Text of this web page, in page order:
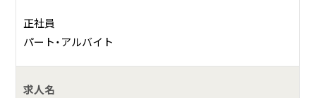
何をしている会社？
正社員
パート・アルバイト
求人名